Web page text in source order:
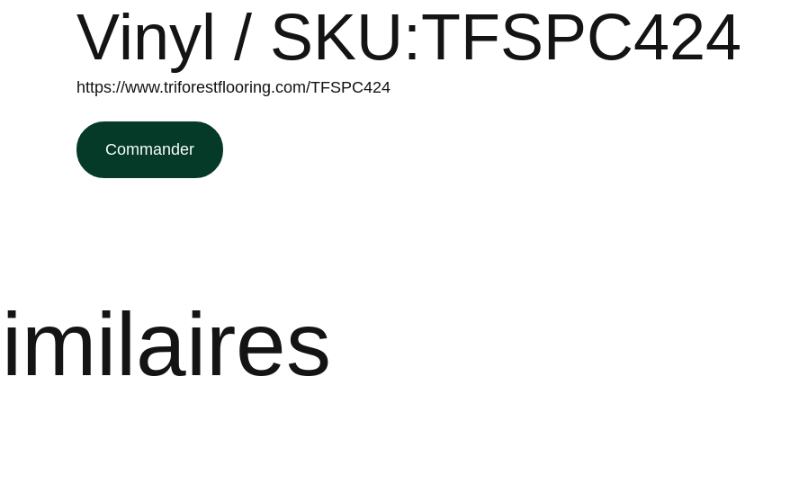
Vinyl / SKU:TFSPC424
https://www.triforestflooring.com/TFSPC424
Commander